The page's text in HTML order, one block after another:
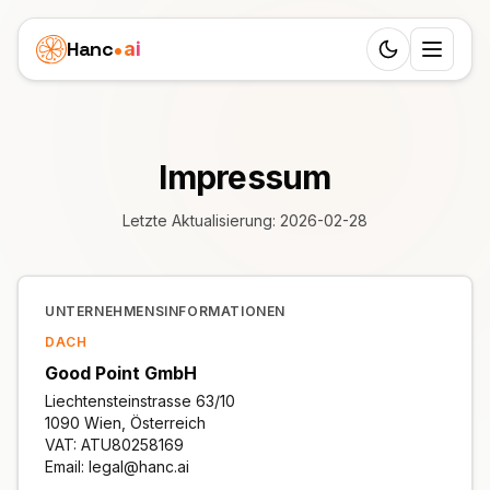
Hanc ai
Switch to
Überblick
Workflow
24 Rollen
25 Sprachen
SIP-Trunks
GESUNDHEIT
Tierarzt
Physiotherapie
DIENSTLEISTUNGEN
Schönheitssalon
Business Cases
Kinderklinik
Seniorenbetreuung
Bestattungsunternehmen
Privatpraxis
Preise
Ressourcen
LERNEN
Blog
Dokumentation
White-Label-Lösung
Österreich
Impressum
Letzte Aktualisierung: 2026-02-28
UNTERNEHMENSINFORMATIONEN
DACH
Good Point GmbH
Liechtensteinstrasse 63/10
1090 Wien, Österreich
VAT: ATU80258169
Email: legal@hanc.ai